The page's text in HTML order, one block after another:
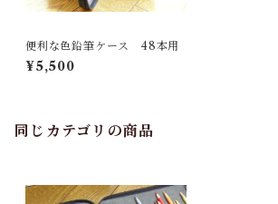
便利な色鉛筆ケース 48本用
¥5,500
同じカテゴリの商品